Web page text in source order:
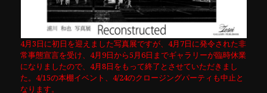
4月3日に初日を迎えました写真展ですが、4月7日に発令された非
常事態宣言を受け、4月9日から5月6日までギャラリーが臨時休業
になりましたので、4月8日をもって終了とさせていただきまし
た。4/15の本棚イベント、4/24のクロージングパーティも中止と
なります。